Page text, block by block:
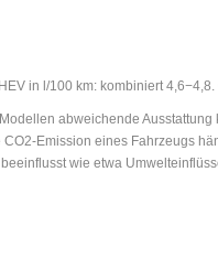
in l/100 km: kombiniert
abweichende
CO2-Emission eines Fahrzeugs
wie etwa